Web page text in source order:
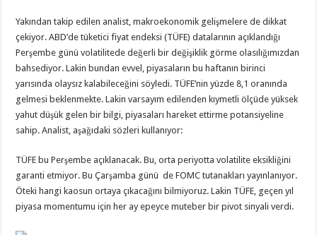
Yakından takip edilen analist, makroekonomik gelişmelere de dikkat
çekiyor. ABD’de tüketici fiyat endeksi (TÜFE) datalarının açıklandığı
Perşembe günü volatilitede değerli bir değişiklik görme olasılığımızdan
bahsediyor. Lakin bundan evvel, piyasaların bu haftanın birinci
yarısında olaysız kalabileceğini söyledi. TÜFE’nin yüzde 8,1 oranında
gelmesi beklenmekte. Lakin varsayım edilenden kıymetli ölçüde yüksek
yahut düşük gelen bir bilgi, piyasaları hareket ettirme potansiyeline
sahip. Analist, aşağıdaki sözleri kullanıyor:
TÜFE bu Perşembe açıklanacak. Bu, orta periyotta volatilite eksikliğini
garanti etmiyor. Bu Çarşamba günü de FOMC tutanakları yayınlanıyor.
Öteki hangi kaosun ortaya çıkacağını bilmiyoruz. Lakin TÜFE, geçen yıl
piyasa momentumu için her ay epeyce muteber bir pivot sinyali verdi.